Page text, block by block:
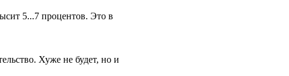
5...7 пpоцентов. Это в
Хуже не будет, но и